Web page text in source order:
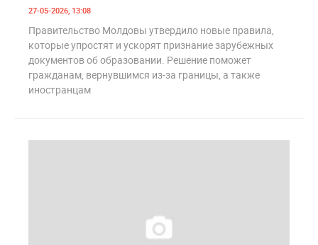
27-05-2026, 13:08
Правительство Молдовы утвердило новые правила,
которые упростят и ускорят признание зарубежных
документов об образовании. Решение поможет
гражданам, вернувшимся из-за границы, а также
иностранцам